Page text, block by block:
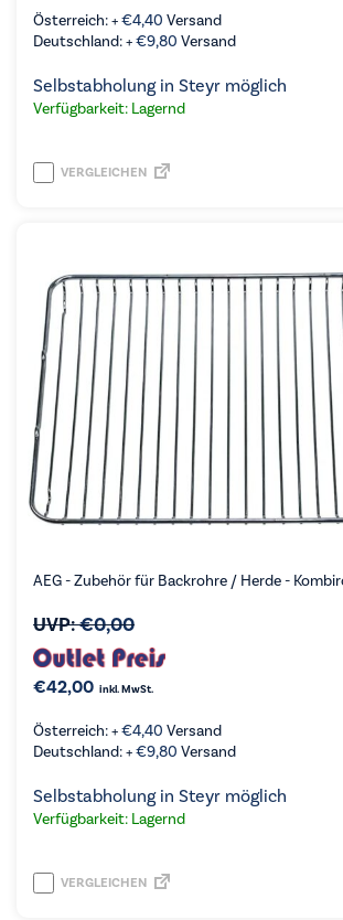
Österreich: +€4,40 Versand
Deutschland: +€9,80 Versand
Selbstabholung in Steyr möglich
Verfügbarkeit: Lagernd
VERGLEICHEN
AEG - Zubehör für Backrohre / Herde -
UVP:€0,00
€42,00 inkl. MwSt.
Österreich: +€4,40 Versand
Deutschland: +€9,80 Versand
Selbstabholung in Steyr möglich
Verfügbarkeit: Lagernd
VERGLEICHEN